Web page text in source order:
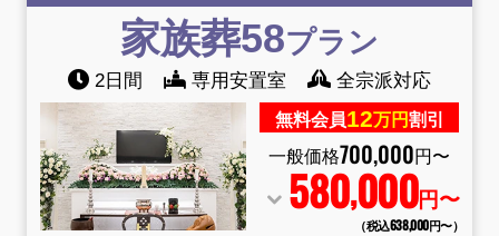
家族葬58プラン
2日間 専用安置室 全宗派対応
無料会員12万円割引
一般価格700,000円〜
580,000円〜
（税込638,000円〜）